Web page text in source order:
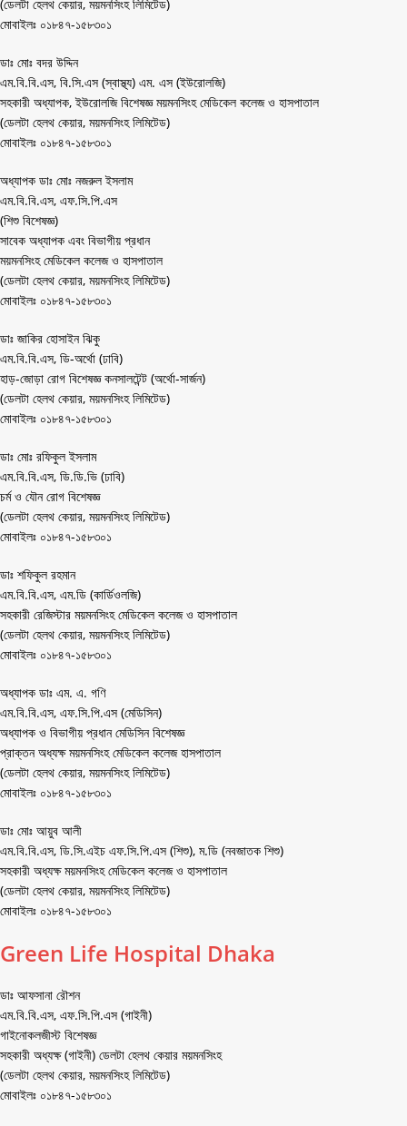
(ডেলটা হেলথ কেয়ার, ময়মনসিংহ লিমিটেড)
মোবাইলঃ ০১৮৪৭-১৫৮৩০১
ডাঃ মোঃ বদর উদ্দিন
এম.বি.বি.এস, বি.সি.এস (স্বাস্থ্য) এম. এস (ইউরোলজি)
সহকারী অধ্যাপক, ইউরোলজি বিশেষজ্ঞ ময়মনসিংহ মেডিকেল কলেজ ও হাসপাতাল
(ডেলটা হেলথ কেয়ার, ময়মনসিংহ লিমিটেড)
মোবাইলঃ ০১৮৪৭-১৫৮৩০১
অধ্যাপক ডাঃ মোঃ নজরুল ইসলাম
এম.বি.বি.এস, এফ.সি.পি.এস
(শিশু বিশেষজ্ঞ)
সাবেক অধ্যাপক এবং বিভাগীয় প্রধান
ময়মনসিংহ মেডিকেল কলেজ ও হাসপাতাল
(ডেলটা হেলথ কেয়ার, ময়মনসিংহ লিমিটেড)
মোবাইলঃ ০১৮৪৭-১৫৮৩০১
ডাঃ জাকির হোসাইন ঝিকু
এম.বি.বি.এস, ডি-অর্থো (ঢাবি)
হাড়-জোড়া রোগ বিশেষজ্ঞ কনসালটেন্ট (অর্থো-সার্জন)
(ডেলটা হেলথ কেয়ার, ময়মনসিংহ লিমিটেড)
মোবাইলঃ ০১৮৪৭-১৫৮৩০১
ডাঃ মোঃ রফিকুল ইসলাম
এম.বি.বি.এস, ডি.ডি.ভি (ঢাবি)
চর্ম ও যৌন রোগ বিশেষজ্ঞ
(ডেলটা হেলথ কেয়ার, ময়মনসিংহ লিমিটেড)
মোবাইলঃ ০১৮৪৭-১৫৮৩০১
ডাঃ শফিকুল রহমান
এম.বি.বি.এস, এম.ডি (কার্ডিওলজি)
সহকারী রেজিস্টার ময়মনসিংহ মেডিকেল কলেজ ও হাসপাতাল
(ডেলটা হেলথ কেয়ার, ময়মনসিংহ লিমিটেড)
মোবাইলঃ ০১৮৪৭-১৫৮৩০১
অধ্যাপক ডাঃ এম. এ. গণি
এম.বি.বি.এস, এফ.সি.পি.এস (মেডিসিন)
অধ্যাপক ও বিভাগীয় প্রধান মেডিসিন বিশেষজ্ঞ
প্রাক্তন অধ্যক্ষ ময়মনসিংহ মেডিকেল কলেজ হাসপাতাল
(ডেলটা হেলথ কেয়ার, ময়মনসিংহ লিমিটেড)
মোবাইলঃ ০১৮৪৭-১৫৮৩০১
ডাঃ মোঃ আয়ুব আলী
এম.বি.বি.এস, ডি.সি.এইচ এফ.সি.পি.এস (শিশু), ম.ডি (নবজাতক শিশু)
সহকারী অধ্যক্ষ ময়মনসিংহ মেডিকেল কলেজ ও হাসপাতাল
(ডেলটা হেলথ কেয়ার, ময়মনসিংহ লিমিটেড)
মোবাইলঃ ০১৮৪৭-১৫৮৩০১
Green Life Hospital Dhaka
ডাঃ আফসানা রৌশন
এম.বি.বি.এস, এফ.সি.পি.এস (গাইনী)
গাইনোকলজীস্ট বিশেষজ্ঞ
সহকারী অধ্যক্ষ (গাইনী) ডেলটা হেলথ কেয়ার ময়মনসিংহ
(ডেলটা হেলথ কেয়ার, ময়মনসিংহ লিমিটেড)
মোবাইলঃ ০১৮৪৭-১৫৮৩০১